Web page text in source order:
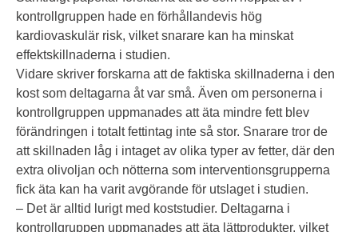
kontrollgruppen hade en förhållandevis hög
kardiovaskulär risk, vilket snarare kan ha minskat
effektskillnaderna i studien.
Vidare skriver forskarna att de faktiska skillnaderna i den
kost som deltagarna åt var små. Även om personerna i
kontrollgruppen uppmanades att äta mindre fett blev
förändringen i totalt fettintag inte så stor. Snarare tror de
att skillnaden låg i intaget av olika typer av fetter, där den
extra olivoljan och nötterna som interventionsgrupperna
fick äta kan ha varit avgörande för utslaget i studien.
– Det är alltid lurigt med koststudier. Deltagarna i
kontrollgruppen uppmanades att äta lättprodukter, vilket